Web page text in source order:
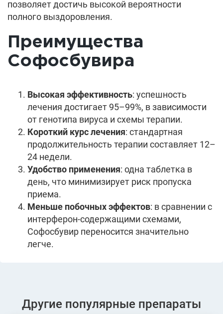
позволяет достичь высокой вероятности
полного выздоровления.
Преимущества
Софосбувира
Высокая эффективность: успешность
лечения достигает 95–99%, в зависимости
от генотипа вируса и схемы терапии.
Короткий курс лечения: стандартная
продолжительность терапии составляет 12–
24 недели.
Удобство применения: одна таблетка в
день, что минимизирует риск пропуска
приема.
Меньше побочных эффектов: в сравнении с
интерферон-содержащими схемами,
Софосбувир переносится значительно
легче.
Другие популярные препараты